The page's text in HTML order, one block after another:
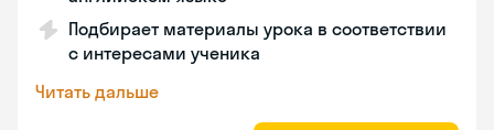
Подбирает материалы урока в соответствии
с интересами ученика
Читать дальше